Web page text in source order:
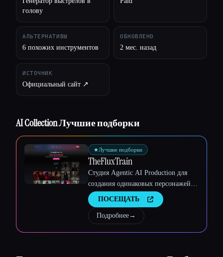
голову
АЛЬТЕРНАТИВЫ
6 похожих инструментов
ОБНОВЛЕНО
2 мес. назад
ИСТОЧНИК
Официальный сайт ↗︎
AI Collection Лучшие подборки
★Лучшие подборки
TheFluxTrain
Студия Agentic AI Production для
создания одинаковых персонажей,
рабочих процессов и видео
ПОСЕЩАТЬ
Подробнее→